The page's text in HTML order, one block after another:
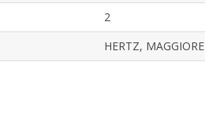
2
HERTZ, MAGGIORE